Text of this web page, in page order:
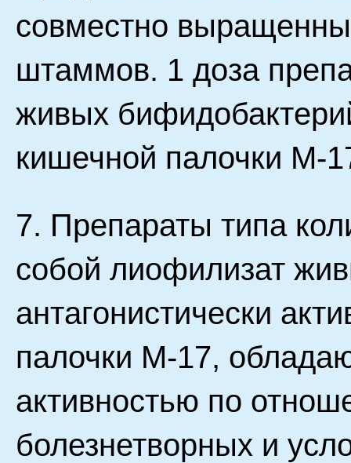
совместно
штаммов. 1 доза
живых
кишечной палочки М-
7. Препараты типа
собой лиофилизат
антагонистически
палочки М-17,
активностью по
болезнетворных и